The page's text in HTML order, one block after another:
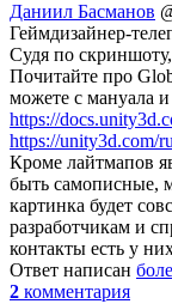
Даниил Басманов
Геймдизайнер-
Судя по
Почитайте про
можете с мануала
https://
https://unity3d.com/
Кроме лайтмапов
быть самописные,
картинка будет
разработчикам и
контакты есть у
Ответ написан
2 комментария